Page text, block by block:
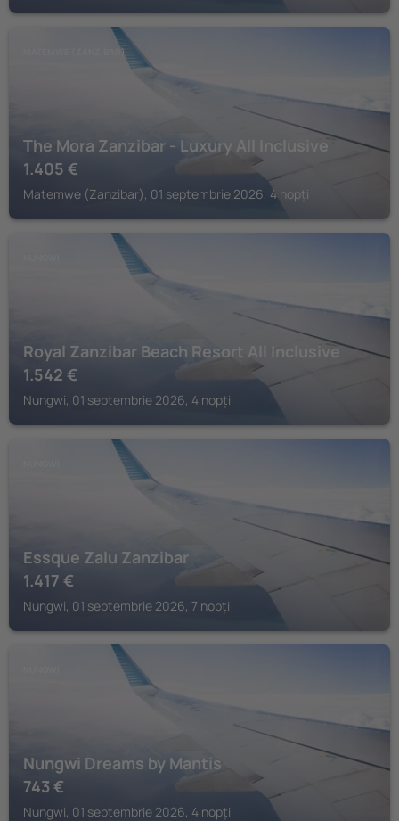
MATEMWE (ZANZIBAR)
The Mora Zanzibar - Luxury All Inclusive
1.405 €
Matemwe (Zanzibar), 01 septembrie 2026, 4 nopți
Royal Zanzibar Beach Resort All Inclusive
1.542 €
Nungwi, 01 septembrie 2026, 4 nopți
Essque Zalu Zanzibar
1.417 €
Nungwi, 01 septembrie 2026, 7 nopți
Nungwi Dreams by Mantis
743 €
Nungwi, 01 septembrie 2026, 4 nopți